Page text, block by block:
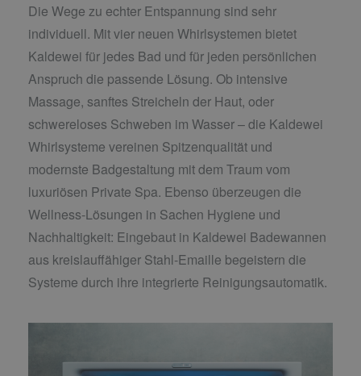
Die Wege zu echter Entspannung sind sehr
individuell. Mit vier neuen Whirlsystemen bietet
Kaldewei für jedes Bad und für jeden persönlichen
Anspruch die passende Lösung. Ob intensive
Massage, sanftes Streicheln der Haut, oder
schwereloses Schweben im Wasser – die Kaldewei
Whirlsysteme vereinen Spitzenqualität und
modernste Badgestaltung mit dem Traum vom
luxuriösen Private Spa. Ebenso überzeugen die
Wellness-Lösungen in Sachen Hygiene und
Nachhaltigkeit: Eingebaut in Kaldewei Badewannen
aus kreislauffähiger Stahl-Emaille begeistern die
Systeme durch ihre integrierte Reinigungsautomatik.